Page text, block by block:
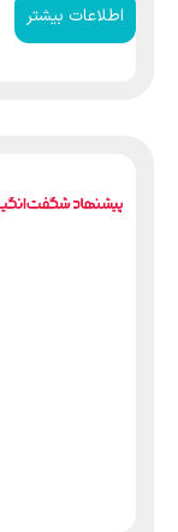
اطلاعات بیشتر